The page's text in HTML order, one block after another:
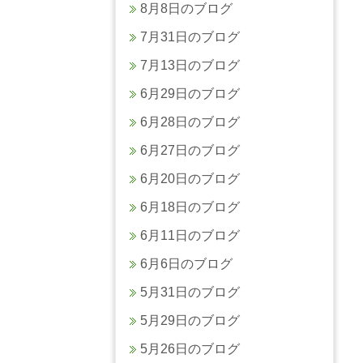
8月8日のブログ
7月31日のブログ
7月13日のブログ
6月29日のブログ
6月28日のブログ
6月27日のブログ
6月20日のブログ
6月18日のブログ
6月11日のブログ
6月6日のブログ
5月31日のブログ
5月29日のブログ
5月26日のブログ